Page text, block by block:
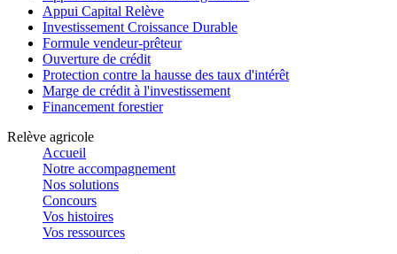
Appui Capital Relève
Investissement Croissance Durable
Formule vendeur-prêteur
Ouverture de crédit
Protection contre la hausse des taux d'intérêt
Marge de crédit à l'investissement
Financement forestier
Relève agricole
Accueil
Notre accompagnement
Nos solutions
Concours
Vos histoires
Vos ressources